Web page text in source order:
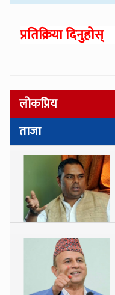
प्रतिक्रिया दिनुहोस्
लोकप्रिय
ताजा